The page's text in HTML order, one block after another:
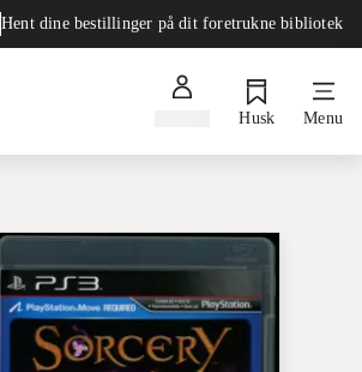
Hent dine bestillinger på dit foretrukne bibliotek
Husk Menu